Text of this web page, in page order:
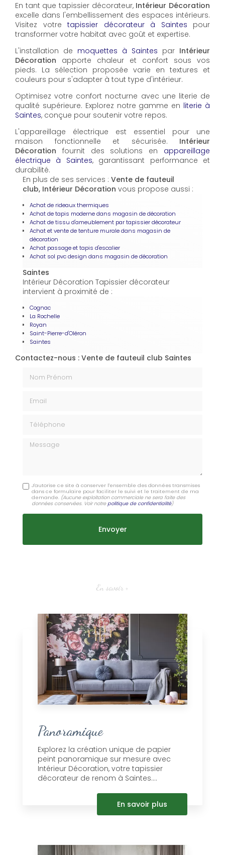
En tant que tapissier décorateur, Intérieur Décoration
excelle dans l'embellissement des espaces intérieurs.
Visitez votre tapissier décorateur à Saintes pour
transformer votre habitat avec goût et expertise.
L'installation de moquettes à Saintes par Intérieur
Décoration apporte chaleur et confort sous vos
pieds. La sélection proposée varie en textures et
couleurs pour s'adapter à tout type d'intérieur.
Optimisez votre confort nocturne avec une literie de
qualité supérieure. Explorez notre gamme en literie à
Saintes, conçue pour soutenir votre repos.
L'appareillage électrique est essentiel pour une
maison fonctionnelle et sécurisée. Intérieur
Décoration fournit des solutions en appareillage
électrique à Saintes, garantissant performance et
durabilité.
En plus de ses services : Vente de fauteuil
club, Intérieur Décoration vous propose aussi :
Achat de rideaux thermiques
Achat de tapis moderne dans magasin de décoration
Achat de tissu d'ameublement par tapissier décorateur
Achat et vente de tenture murale dans magasin de
décoration
Achat passage et tapis d'escalier
Achat sol pvc design dans magasin de décoration
Saintes
Intérieur Décoration Tapissier décorateur
intervient à proximité de :
Cognac
La Rochelle
Royan
Saint-Pierre-d'Oléron
Saintes
Contactez-nous : Vente de fauteuil club Saintes
Message
J'autorise ce site à conserver l'ensemble des données transmises
dans ce formulaire pour faciliter le suivi et le traitement de ma
demande. (Aucune exploitation commerciale ne sera faite des
données conservées. Voir notrepolitique de confidentialité)
En savoir +
Panoramique
Explorez la création unique de papier
peint panoramique sur mesure avec
Intérieur Décoration, votre tapissier
décorateur de renom à Saintes....
En savoir plus